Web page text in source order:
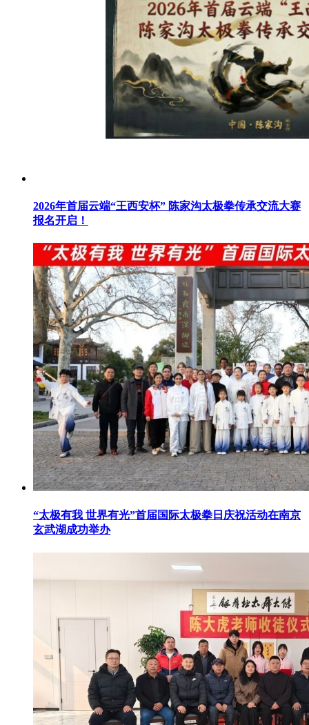
2026年首届云端“王西安杯” 陈家沟太极拳传承交流大赛
报名开启！
“太极有我 世界有光”首届国际太极拳日庆祝活动在南京
玄武湖成功举办